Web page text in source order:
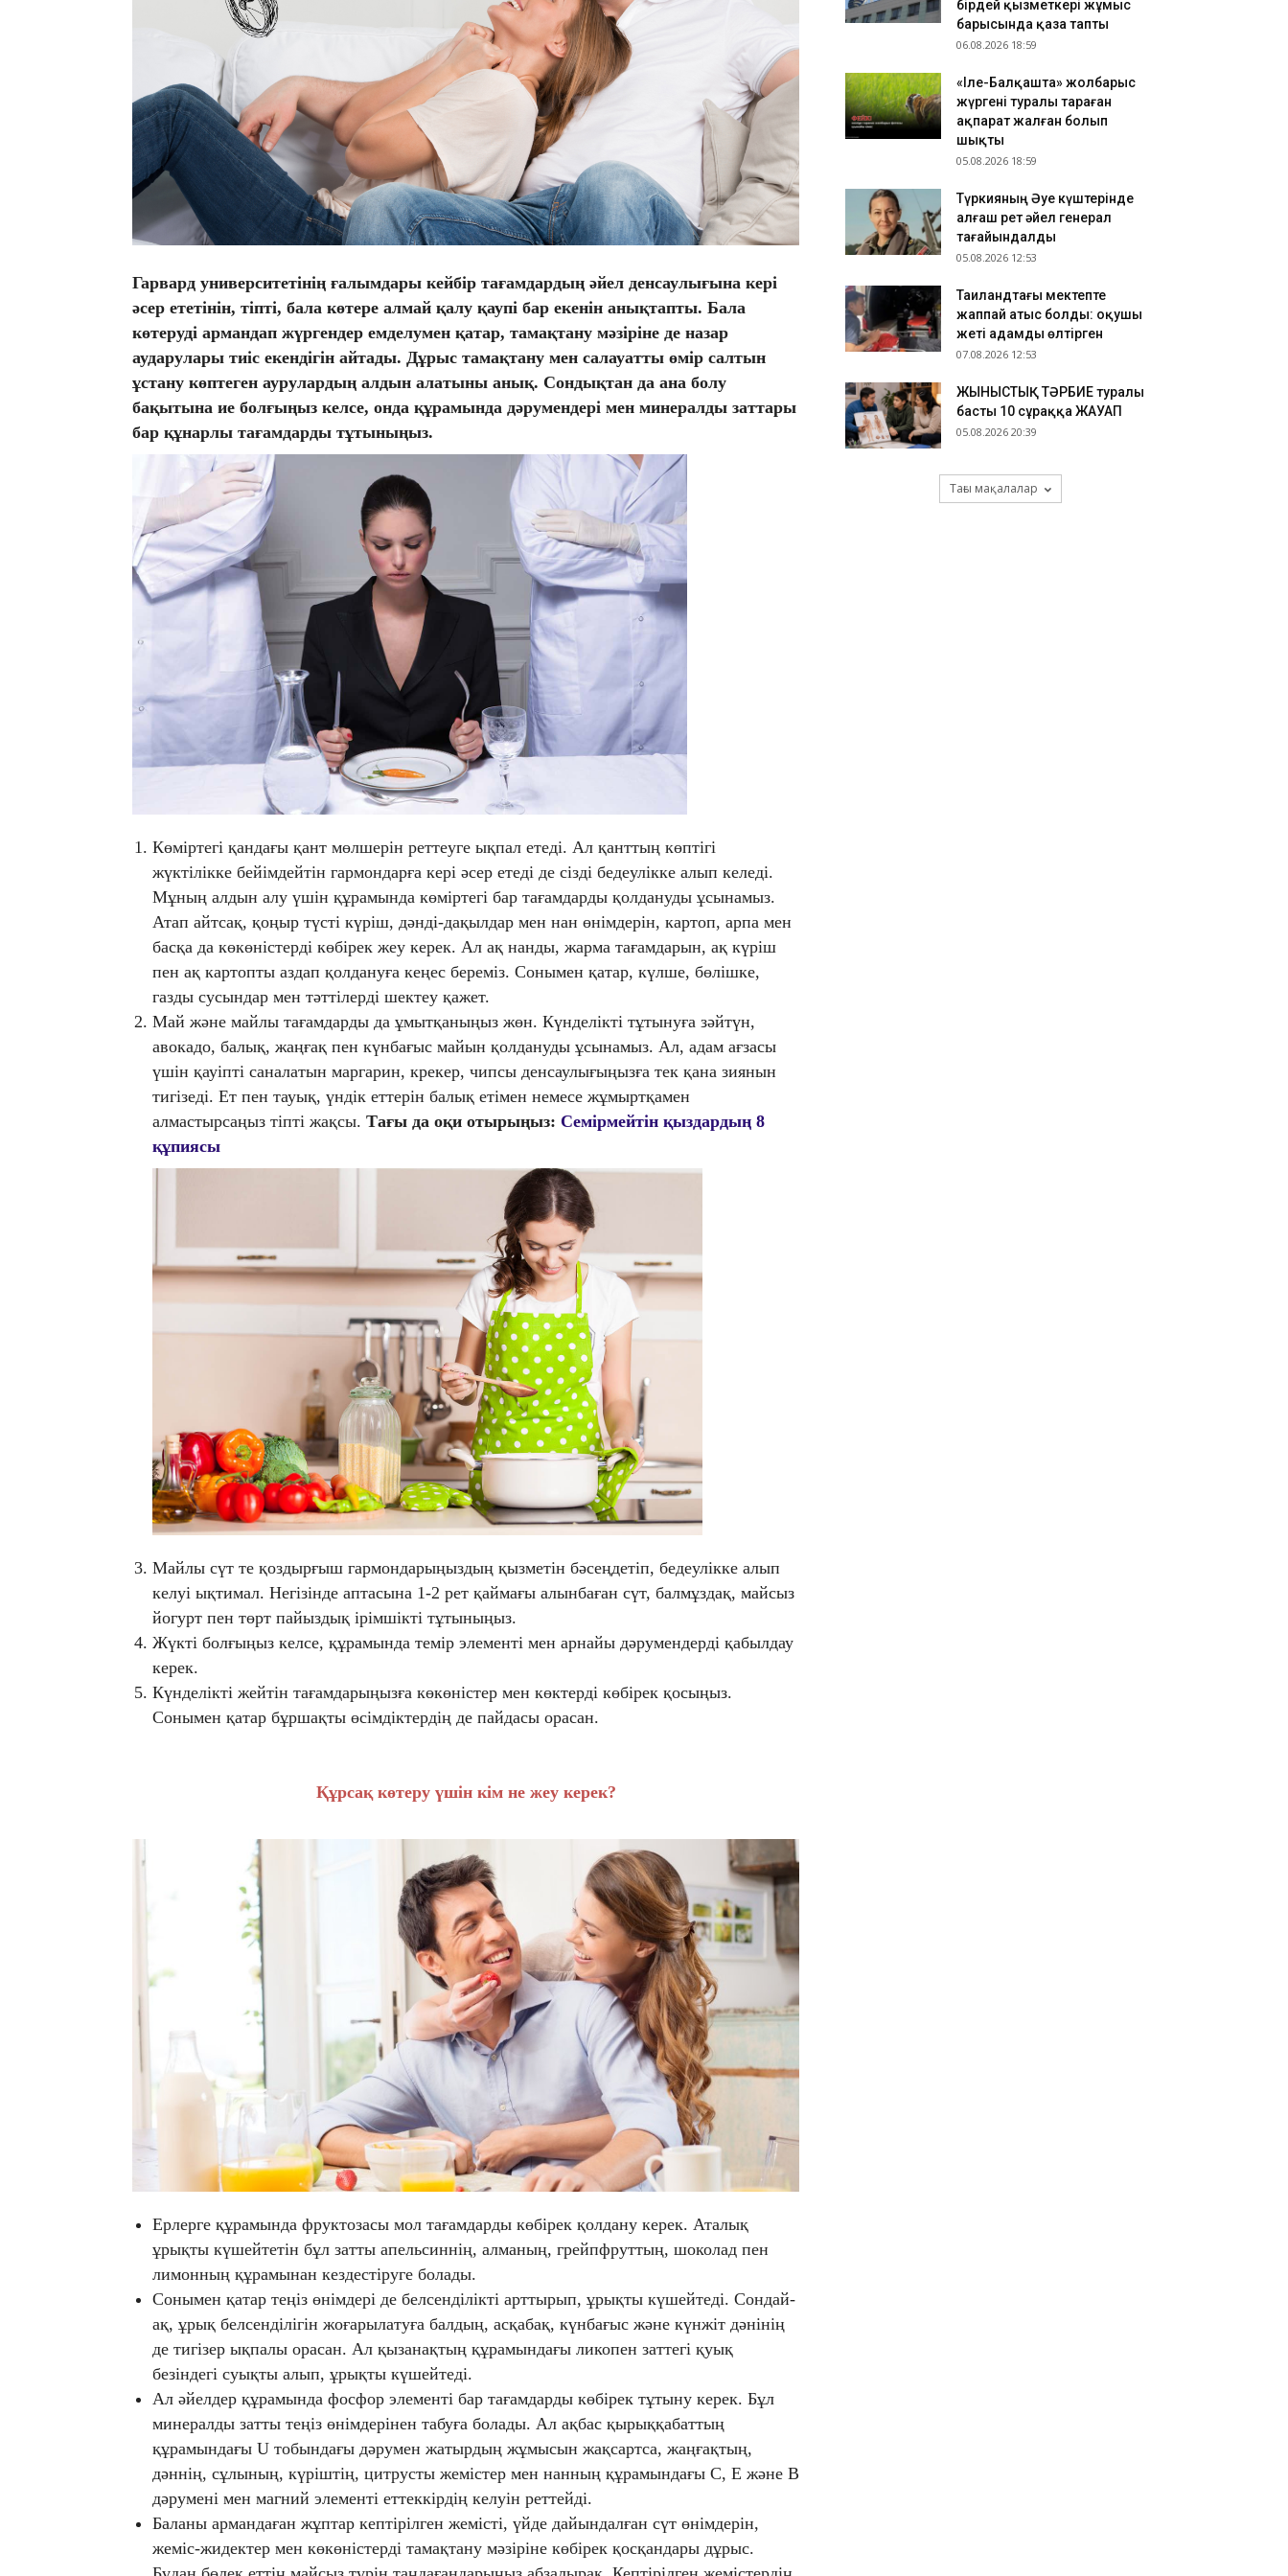
Гарвард университетінің ғалымдары кейбір тағамдардың әйел денсаулығына кері
әсер ететінін, тіпті, бала көтере алмай қалу қаупі бар екенін анықтапты. Бала
көтеруді армандап жүргендер емделумен қатар, тамақтану мәзіріне де назар
аударулары тиіс екендігін айтады. Дұрыс тамақтану мен салауатты өмір салтын
ұстану көптеген аурулардың алдын алатыны анық. Сондықтан да ана болу
бақытына ие болғыңыз келсе, онда құрамында дәрумендері мен минералды заттары
бар құнарлы тағамдарды тұтыныңыз.
Көміртегі қандағы қант мөлшерін реттеуге ықпал етеді. Ал қанттың көптігі
жүктілікке бейімдейтін гармондарға кері әсер етеді де сізді бедеулікке алып келеді.
Мұның алдын алу үшін құрамында көміртегі бар тағамдарды қолдануды ұсынамыз.
Атап айтсақ, қоңыр түсті күріш, дәнді-дақылдар мен нан өнімдерін, картоп, арпа мен
басқа да көкөністерді көбірек жеу керек. Ал ақ нанды, жарма тағамдарын, ақ күріш
пен ақ картопты аздап қолдануға кеңес береміз. Сонымен қатар, күлше, бөлішке,
газды сусындар мен тәттілерді шектеу қажет.
Май және майлы тағамдарды да ұмытқаныңыз жөн. Күнделікті тұтынуға зәйтүн,
авокадо, балық, жаңғақ пен күнбағыс майын қолдануды ұсынамыз. Ал, адам ағзасы
үшін қауіпті саналатын маргарин, крекер, чипсы денсаулығыңызға тек қана зиянын
тигізеді. Ет пен тауық, үндік еттерін балық етімен немесе жұмыртқамен
алмастырсаңыз тіпті жақсы. Тағы да оқи отырыңыз: Семірмейтін қыздардың 8
құпиясы
Майлы сүт те қоздырғыш гармондарыңыздың қызметін бәсеңдетіп, бедеулікке алып
келуі ықтимал. Негізінде аптасына 1-2 рет қаймағы алынбаған сүт, балмұздақ, майсыз
йогурт пен төрт пайыздық ірімшікті тұтыныңыз.
Жүкті болғыңыз келсе, құрамында темір элементі мен арнайы дәрумендерді қабылдау
керек.
Күнделікті жейтін тағамдарыңызға көкөністер мен көктерді көбірек қосыңыз.
Сонымен қатар бұршақты өсімдіктердің де пайдасы орасан.
Құрсақ көтеру үшін кім не жеу керек?
Ерлерге құрамында фруктозасы мол тағамдарды көбірек қолдану керек. Аталық
ұрықты күшейтетін бұл затты апельсиннің, алманың, грейпфруттың, шоколад пен
лимонның құрамынан кездестіруге болады.
Сонымен қатар теңіз өнімдері де белсенділікті арттырып, ұрықты күшейтеді. Сондай-
ақ, ұрық белсенділігін жоғарылатуға балдың, асқабақ, күнбағыс және күнжіт дәнінің
де тигізер ықпалы орасан. Ал қызанақтың құрамындағы ликопен заттегі қуық
безіндегі суықты алып, ұрықты күшейтеді.
Ал әйелдер құрамында фосфор элементі бар тағамдарды көбірек тұтыну керек. Бұл
минералды затты теңіз өнімдерінен табуға болады. Ал ақбас қырыққабаттың
құрамындағы U тобындағы дәрумен жатырдың жұмысын жақсартса, жаңғақтың,
дәннің, сұлының, күріштің, цитрусты жемістер мен нанның құрамындағы С, Е және В
дәрумені мен магний элементі еттеккірдің келуін реттейді.
Баланы армандаған жұптар кептірілген жемісті, үйде дайындалған сүт өнімдерін,
жеміс-жидектер мен көкөністерді тамақтану мәзіріне көбірек қосқандары дұрыс.
Қазақстандық ескек есушілер Азия
чемпионатында 4 медаль жеңіп алды
Астанадан Омбыға әуе рейстері уақытша
тоқтатылды
07.08.2026 17:41
​Танымал курорттағы қорық қызметкерін
бірдей қызметкері жұмыс
барысында қаза тапты
06.08.2026 18:59
«Іле-Балқашта» жолбарыс
жүргені туралы тараған
ақпарат жалған болып
шықты
05.08.2026 18:59
Түркияның Әуе күштерінде
алғаш рет әйел генерал
тағайындалды
05.08.2026 12:53
Таиландтағы мектепте
жаппай атыс болды: оқушы
жеті адамды өлтірген
07.08.2026 12:53
ЖЫНЫСТЫҚ ТӘРБИЕ туралы
басты 10 сұраққа ЖАУАП
05.08.2026 20:39
Тағы мақалалар